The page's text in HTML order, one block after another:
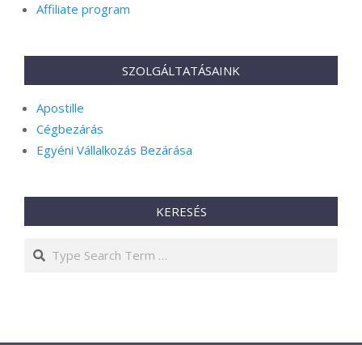
Affiliate program
SZOLGÁLTATÁSAINK
Apostille
Cégbezárás
Egyéni Vállalkozás Bezárása
KERESÉS
Search